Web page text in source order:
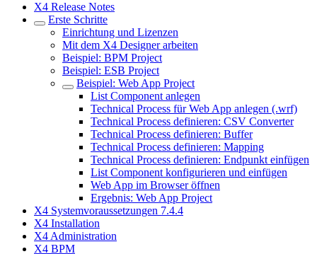
X4 Release Notes
Erste Schritte
Einrichtung und Lizenzen
Mit dem X4 Designer arbeiten
Beispiel: BPM Project
Beispiel: ESB Project
Beispiel: Web App Project
List Component anlegen
Technical Process für Web App anlegen (.wrf)
Technical Process definieren: CSV Converter
Technical Process definieren: Buffer
Technical Process definieren: Mapping
Technical Process definieren: Endpunkt einfügen
List Component konfigurieren und einfügen
Web App im Browser öffnen
Ergebnis: Web App Project
X4 Systemvoraussetzungen 7.4.4
X4 Installation
X4 Administration
X4 BPM